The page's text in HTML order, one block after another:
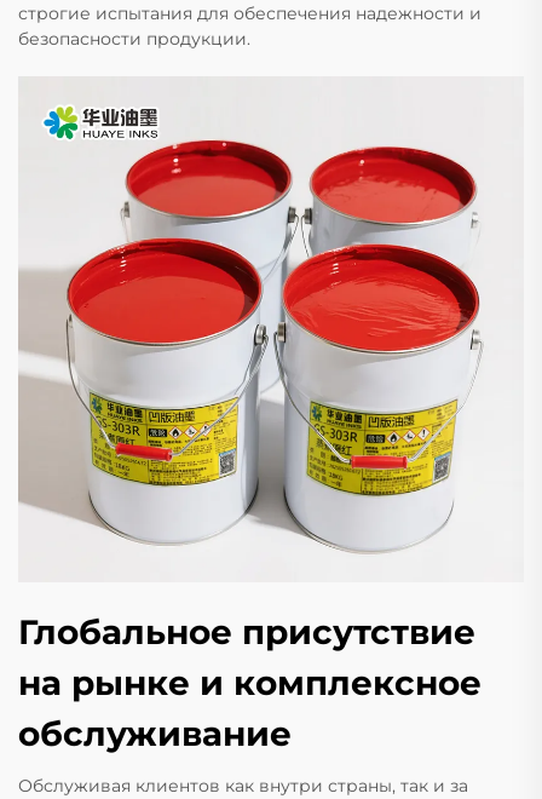
строгие испытания для обеспечения надежности и
безопасности продукции.
Глобальное присутствие
на рынке и комплексное
обслуживание
Обслуживая клиентов как внутри страны, так и за